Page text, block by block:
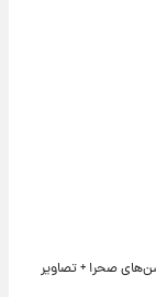
صحرا + تصاویر